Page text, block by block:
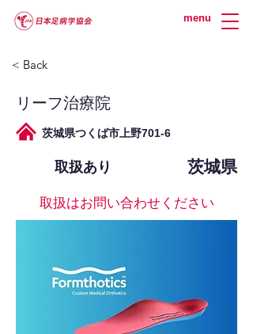
menu
< Back
リーフ治療院
茨城県つくば市上野701-6
取扱あり 茨城県
取扱はお問い合わせください